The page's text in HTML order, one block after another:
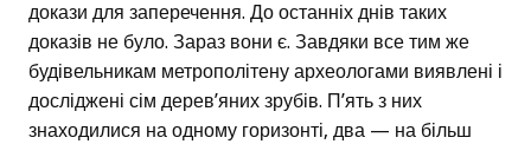
докази для заперечення. До останніх днів таких
доказів не було. Зараз вони є. Завдяки все тим же
будівельникам метрополітену археологами виявлені і
досліджені сім дерев’яних зрубів. П’ять з них
знаходилися на одному горизонті, два — на більш